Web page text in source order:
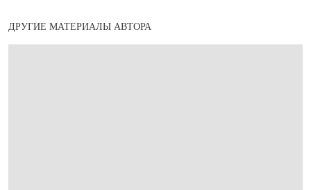
ДРУГИЕ МАТЕРИАЛЫ АВТОРА